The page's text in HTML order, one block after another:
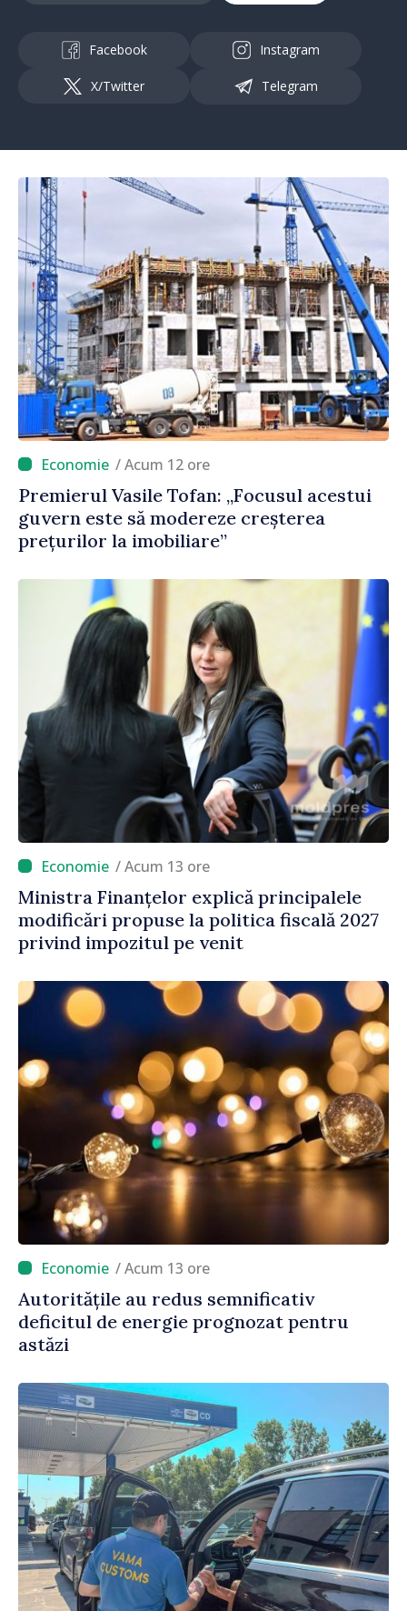
Facebook Instagram
X/Twitter Telegram
/ Acum 12 ore
Premierul Vasile Tofan: „Focusul acestui
guvern este să modereze creșterea
prețurilor la imobiliare”
/ Acum 13 ore
Ministra Finanțelor explică principalele
modificări propuse la politica fiscală 2027
privind impozitul pe venit
/ Acum 13 ore
Autoritățile au redus semnificativ
deficitul de energie prognozat pentru
astăzi